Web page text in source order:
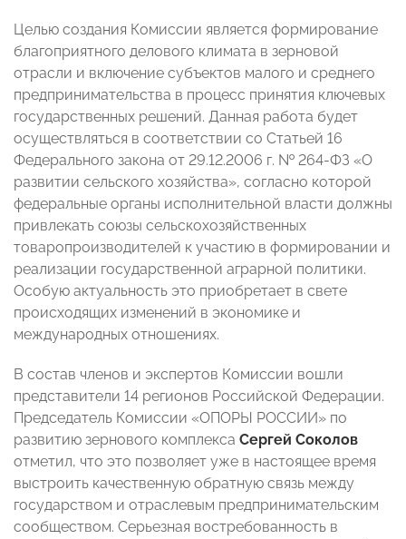
Целью создания Комиссии является формирование
благоприятного делового климата в зерновой
отрасли и включение субъектов малого и среднего
предпринимательства в процесс принятия ключевых
государственных решений. Данная работа будет
осуществляться в соответствии со Статьей 16
Федерального закона от 29.12.2006 г. № 264-ФЗ «О
развитии сельского хозяйства», согласно которой
федеральные органы исполнительной власти должны
привлекать союзы сельскохозяйственных
товаропроизводителей к участию в формировании и
реализации государственной аграрной политики.
Особую актуальность это приобретает в свете
происходящих изменений в экономике и
международных отношениях.
В состав членов и экспертов Комиссии вошли
представители 14 регионов Российской Федерации.
Председатель Комиссии «ОПОРЫ РОССИИ» по
развитию зернового комплекса Сергей Соколов
отметил, что это позволяет уже в настоящее время
выстроить качественную обратную связь между
государством и отраслевым предпринимательским
сообществом. Серьезная востребованность в